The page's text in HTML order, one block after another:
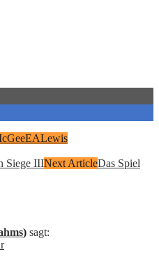
EALewis
Siege IIINext ArticleDas Spiel
) sagt: